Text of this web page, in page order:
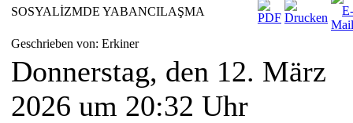
SOSYALİZMDE YABANCILAŞMA
Geschrieben von: Erkiner
Donnerstag, den 12. März
2026 um 20:32 Uhr